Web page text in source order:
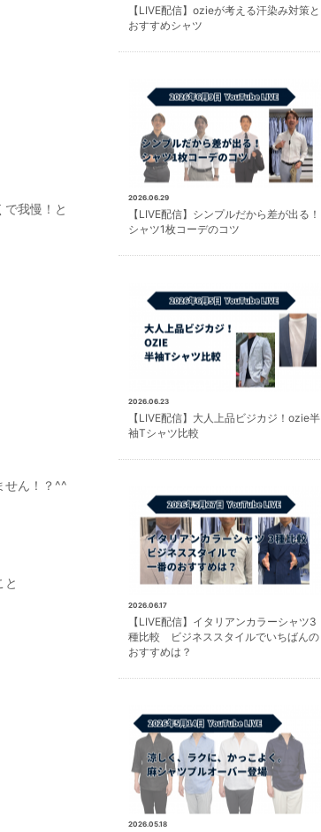
我慢！と
せん！？^^
と
【LIVE配信】ozieが考える汗染み対策と
おすすめシャツ
2026.06.29
【LIVE配信】シンプルだから差が出る！
シャツ1枚コーデのコツ
2026.06.23
【LIVE配信】大人上品ビジカジ！ozie半
袖Tシャツ比較
2026.06.17
【LIVE配信】イタリアンカラーシャツ3
種比較 ビジネススタイルでいちばんの
おすすめは？
2026.05.18